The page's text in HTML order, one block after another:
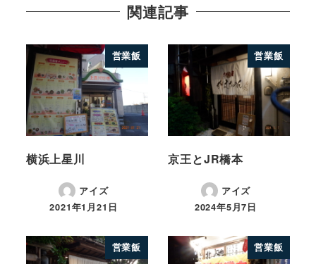
関連記事
営業飯
横浜上星川
アイズ
2021年1月21日
営業飯
京王とJR橋本
アイズ
2024年5月7日
営業飯 営業飯